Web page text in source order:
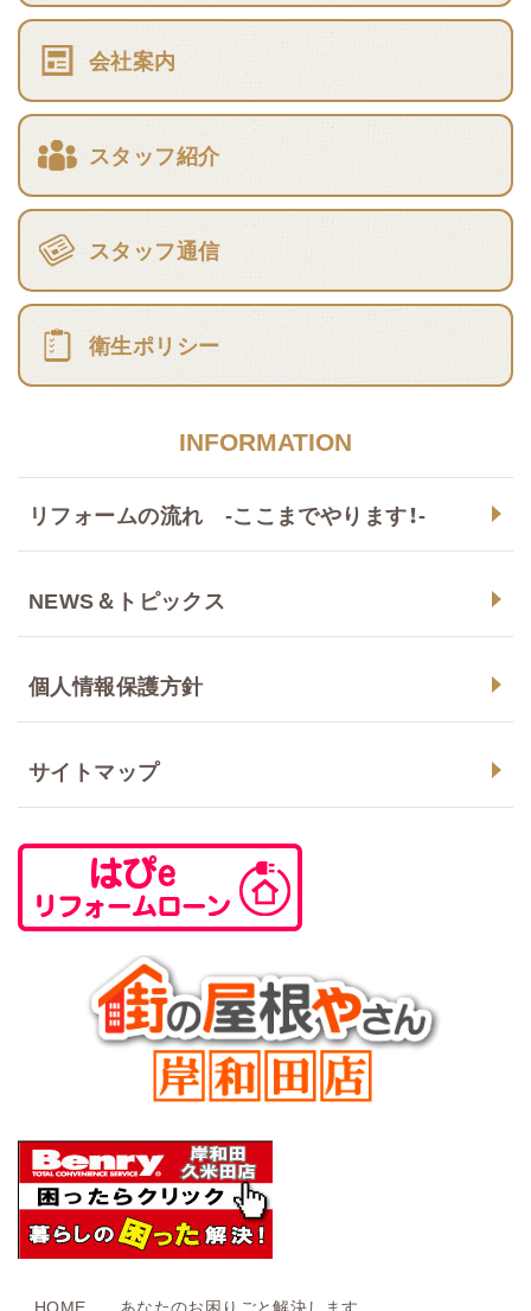
会社案内
スタッフ紹介
スタッフ通信
衛生ポリシー
INFORMATION
リフォームの流れ -ここまでやります！-
NEWS＆トピックス
個人情報保護方針
サイトマップ
HOME
あなたのお困りごと解決します